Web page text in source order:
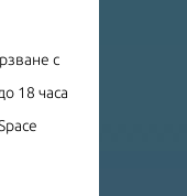
с
18 часа